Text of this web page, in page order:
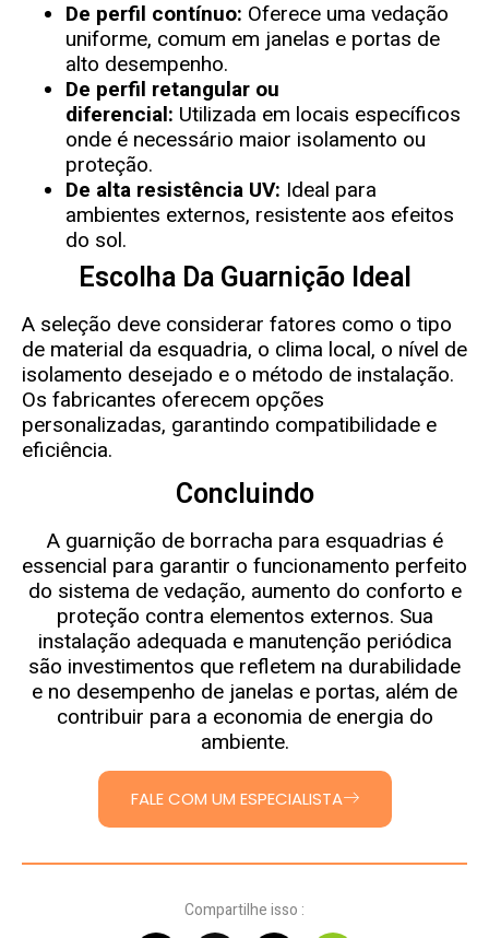
De perfil contínuo: Oferece uma vedação
uniforme, comum em janelas e portas de
alto desempenho.
De perfil retangular ou
diferencial: Utilizada em locais específicos
onde é necessário maior isolamento ou
proteção.
De alta resistência UV: Ideal para
ambientes externos, resistente aos efeitos
do sol.
Escolha Da Guarnição Ideal
A seleção deve considerar fatores como o tipo
de material da esquadria, o clima local, o nível de
isolamento desejado e o método de instalação.
Os fabricantes oferecem opções
personalizadas, garantindo compatibilidade e
eficiência.
Concluindo
A guarnição de borracha para esquadrias é
essencial para garantir o funcionamento perfeito
do sistema de vedação, aumento do conforto e
proteção contra elementos externos. Sua
instalação adequada e manutenção periódica
são investimentos que refletem na durabilidade
e no desempenho de janelas e portas, além de
contribuir para a economia de energia do
ambiente.
FALE COM UM ESPECIALISTA
Compartilhe isso :